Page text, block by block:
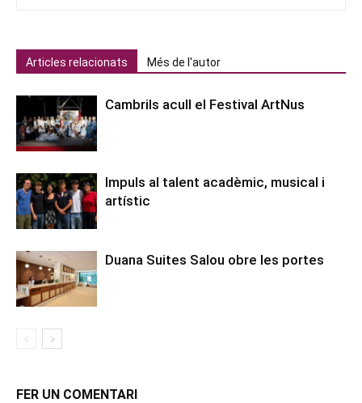
Articles relacionats Més de l'autor
Cambrils acull el Festival ArtNus
Impuls al talent acadèmic, musical i
artístic
Duana Suites Salou obre les portes
FER UN COMENTARI